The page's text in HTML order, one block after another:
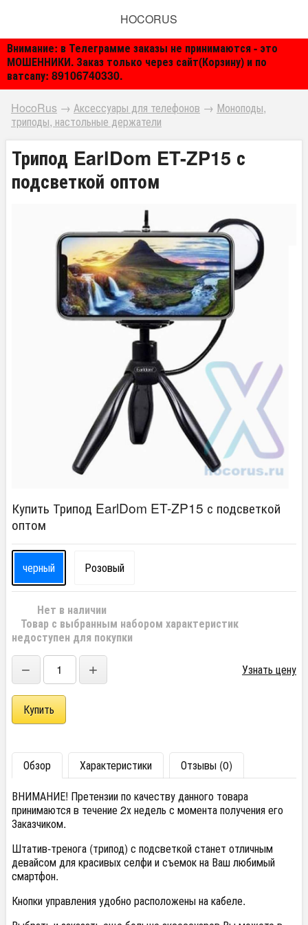
Внимание: в Телеграмме заказы не принимаются - это
МОШЕННИКИ. Заказ только через сайт(Корзину) и по
ватсапу: 89106740330.
HOCORUS
HocoRus → Аксессуары для телефонов → Моноподы,
триподы, настольные держатели
Трипод EarlDom ET-ZP15 с
подсветкой оптом
Купить Трипод EarlDom ET-ZP15 с подсветкой
оптом
черный Розовый
Нет в наличии
Товар с выбранным набором характеристик
недоступен для покупки
− + Узнать цену
Обзор Характеристики
Отзывы (0)
ВНИМАНИЕ! Претензии по качеству данного товара
принимаются в течение 2х недель с момента получения его
Заказчиком.
Штатив-тренога (трипод) с подсветкой станет отличным
девайсом для красивых селфи и съемок на Ваш любимый
смартфон.
Кнопки управления удобно расположены на кабеле.